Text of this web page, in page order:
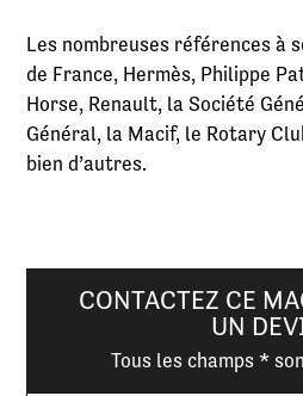
Les nombreuses références à
de France, Hermès, Philippe
Horse, Renault, la Société
Général, la Macif, le Rotary
bien d’autres.
CONTACTEZ CE
UN
Tous les champs *